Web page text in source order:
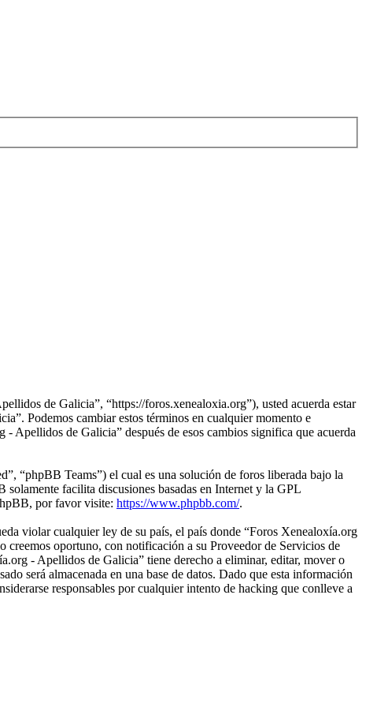
de Galicia”, “https://foros.xenealoxia.org”), usted acuerda estar
Podemos cambiar estos términos en cualquier momento e
Apellidos de Galicia” después de esos cambios significa que acuerda
“phpBB Teams”) el cual es una solución de foros liberada bajo la
solamente facilita discusiones basadas en Internet y la GPL
por favor visite: https://www.phpbb.com/.
violar cualquier ley de su país, el país donde “Foros Xenealoxía.org
creemos oportuno, con notificación a su Proveedor de Servicios de
- Apellidos de Galicia” tiene derecho a eliminar, editar, mover o
será almacenada en una base de datos. Dado que esta información
responsables por cualquier intento de hacking que conlleve a